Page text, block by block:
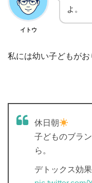
イトウ
よ。
私には幼い子どもがお
休日朝
子どものブラ
ら。
デトックス効